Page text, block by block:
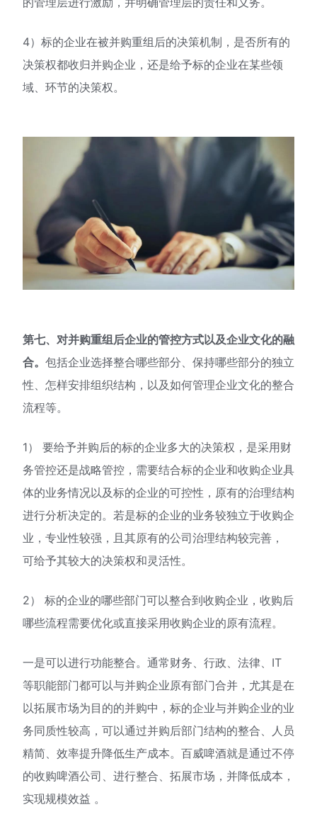
4）标的企业在被并购重组后的决策机制，是否所有的
决策权都收归并购企业，还是给予标的企业在某些领
域、环节的决策权。
第七、对并购重组后企业的管控方式以及企业文化的融
合。 包括企业选择整合哪些部分、保持哪些部分的独立
性、怎样安排组织结构，以及如何管理企业文化的整合
流程等。
1） 要给予并购后的标的企业多大的决策权，是采用财
务管控还是战略管控，需要结合标的企业和收购企业具
体的业务情况以及标的企业的可控性，原有的治理结构
进行分析决定的。若是标的企业的业务较独立于收购企
业，专业性较强，且其原有的公司治理结构较完善，
可给予其较大的决策权和灵活性。
2） 标的企业的哪些部门可以整合到收购企业，收购后
哪些流程需要优化或直接采用收购企业的原有流程。
一是可以进行功能整合。通常财务、行政、法律、IT
等职能部门都可以与并购企业原有部门合并，尤其是在
以拓展市场为目的的并购中，标的企业与并购企业的业
务同质性较高，可以通过并购后部门结构的整合、人员
精简、效率提升降低生产成本。百威啤酒就是通过不停
的收购啤酒公司、进行整合、拓展市场，并降低成本，
实现规模效益 。